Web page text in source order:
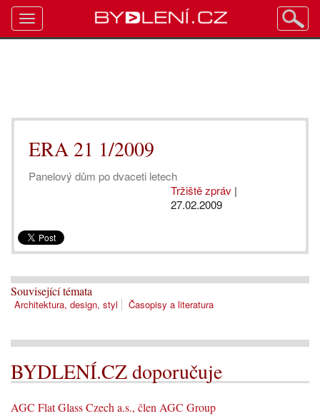
ERA 21 1/2009
Panelový dům po dvaceti letech
Tržiště zpráv |
27.02.2009
Související témata
Architektura, design, styl Časopisy a literatura
BYDLENÍ.CZ doporučuje
AGC Flat Glass Czech a.s., člen AGC Group
Toggle
navigation